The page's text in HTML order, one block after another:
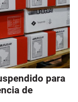
para
de